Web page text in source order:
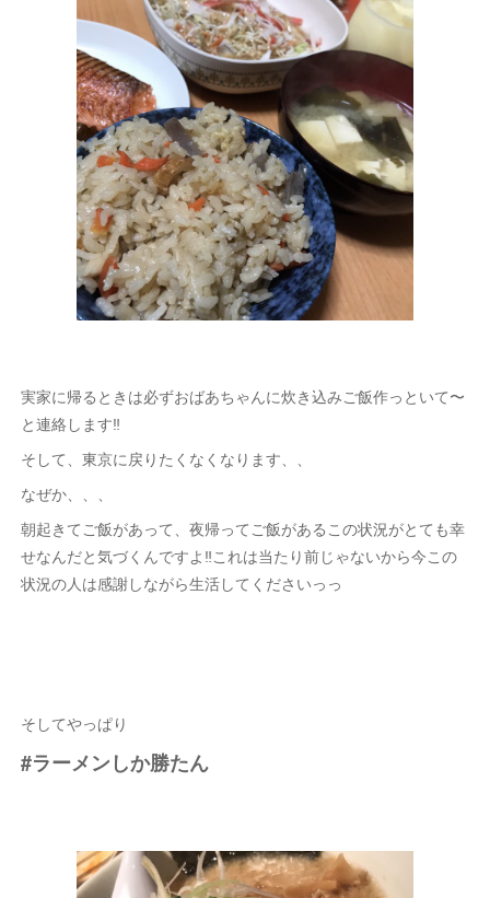
実家に帰るときは必ずおばあちゃんに炊き込みご飯作っといて〜
と連絡します‼️
そして、東京に戻りたくなくなります、、
なぜか、、、
朝起きてご飯があって、夜帰ってご飯があるこの状況がとても幸
せなんだと気づくんですよ‼️これは当たり前じゃないから今この
状況の人は感謝しながら生活してくださいっっ
そしてやっぱり
#ラーメンしか勝たん